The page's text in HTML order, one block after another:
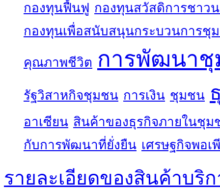
กองทุนฟื้นฟู กองทุนสวัสดิการชาว
กองทุนเพื่อสนับสนุนกระบวนการชุ
คุณภาพชีวิต การพัฒนา
รัฐวิสาหกิจชุมชน การเงิน ชุมชน
อาเซียน สินค้าของธุรกิจภายในชุม
กับการพัฒนาที่ยั่งยืน เศรษฐกิจพอเ
รายละเอียดของสินค้าบ